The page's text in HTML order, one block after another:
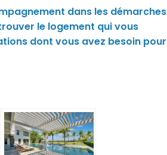
dans les démarches
le logement qui vous
dont vous avez besoin pour